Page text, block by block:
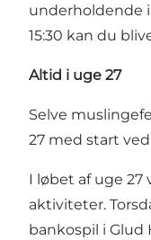
underholdende
15:30 kan du
Altid i uge 27
Selve
27 med start
I løbet af uge 27
aktiviteter.
bankospil i Glud